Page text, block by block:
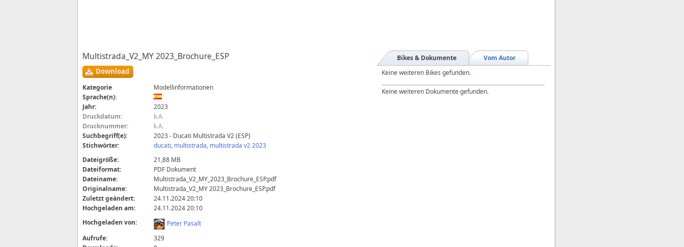
Multistrada_V2_MY 2023_Brochure_ESP
Download
Kategorie
Modellinformationen
Sprache(n):
Jahr:
2023
Druckdatum:
k.A.
Drucknummer:
k.A.
Suchbegriff(e):
2023 - Ducati Multistrada V2 (ESP)
Stichwörter:
ducati, multistrada, multistrada v2 2023
Dateigröße:
21,88 MB
Dateiformat:
PDF Dokument
Dateiname:
Multistrada_V2_MY_2023_Brochure_ESP.pdf
Originalname:
Multistrada_V2_MY 2023_Brochure_ESP.pdf
Zuletzt geändert:
24.11.2024 20:10
Hochgeladen am:
24.11.2024 20:10
Hochgeladen von:
Peter Pasalt
Aufrufe:
329
Vom Autor
Bikes & Dokumente
Keine weiteren Bikes gefunden.
Keine weiteren Dokumente gefunden.